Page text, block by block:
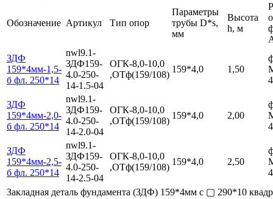
Обозначение Артикул Тип опор
Параметры
трубы D*s,
мм
Высота
h, м
ЗДФ
159*4мм-1,5-
б фл. 250*14
nwl9.1-
ЗДФ159-
4.0-250-
14-1.5-04
ОГК-8,0-10,0
,ОТф(159/108)
159*4,0 1,50
ЗДФ
159*4мм-2,0-
б фл. 250*14
nwl9.1-
ЗДФ159-
4.0-250-
14-2.0-04
ОГК-8,0-10,0
,ОТф(159/108)
159*4,0 2,00
ЗДФ
159*4мм-2,5-
б фл. 250*14
nwl9.1-
ЗДФ159-
4.0-250-
14-2.5-04
ОГК-8,0-10,0
,ОТф(159/108)
159*4,0 2,50
Закладная деталь фундамента (ЗДФ) 159*4мм с ▢ 290*10